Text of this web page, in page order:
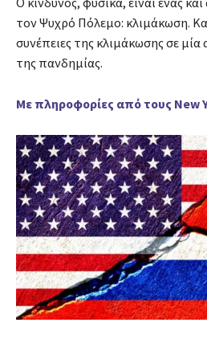
τον Ψυχρό Πόλεμο: κλιμάκωση.
συνέπειες της κλιμάκωσης σε
της πανδημίας.
Με πληροφορίες από τους New